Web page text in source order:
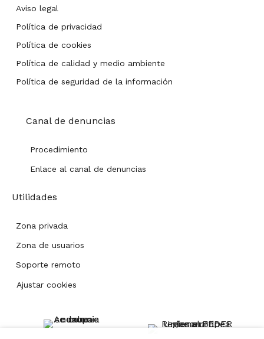
Aviso legal
Política de privacidad
Política de cookies
Política de calidad y medio ambiente
Política de seguridad de la información
Canal de denuncias
Procedimiento
Enlace al canal de denuncias
Utilidades
Zona privada
Zona de usuarios
Soporte remoto
Ajustar cookies